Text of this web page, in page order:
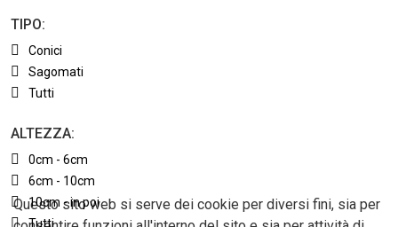
Questo sito web si serve dei cookie per diversi fini, sia per
TIPO:
Conici
Sagomati
Tutti
ALTEZZA:
0cm - 6cm
6cm - 10cm
10cm - in poi
Tutti